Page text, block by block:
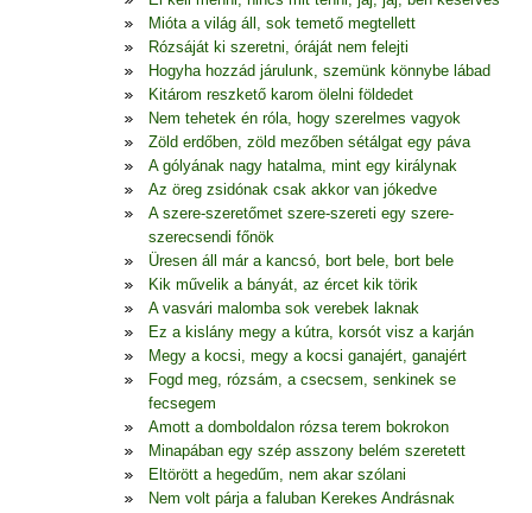
Mióta a világ áll, sok temető megtellett
Rózsáját ki szeretni, óráját nem felejti
Hogyha hozzád járulunk, szemünk könnybe lábad
Kitárom reszkető karom ölelni földedet
Nem tehetek én róla, hogy szerelmes vagyok
Zöld erdőben, zöld mezőben sétálgat egy páva
A gólyának nagy hatalma, mint egy királynak
Az öreg zsidónak csak akkor van jókedve
A szere-szeretőmet szere-szereti egy szere-
szerecsendi főnök
Üresen áll már a kancsó, bort bele, bort bele
Kik művelik a bányát, az ércet kik törik
A vasvári malomba sok verebek laknak
Ez a kislány megy a kútra, korsót visz a karján
Megy a kocsi, megy a kocsi ganajért, ganajért
Fogd meg, rózsám, a csecsem, senkinek se
fecsegem
Amott a domboldalon rózsa terem bokrokon
Minapában egy szép asszony belém szeretett
Eltörött a hegedűm, nem akar szólani
Nem volt párja a faluban Kerekes Andrásnak